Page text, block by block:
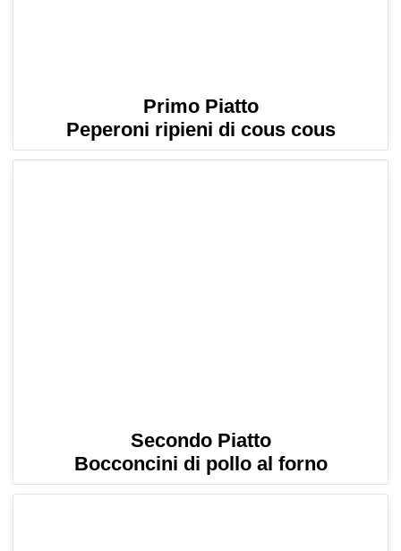
Primo Piatto
Peperoni ripieni di cous cous
Secondo Piatto
Bocconcini di pollo al forno